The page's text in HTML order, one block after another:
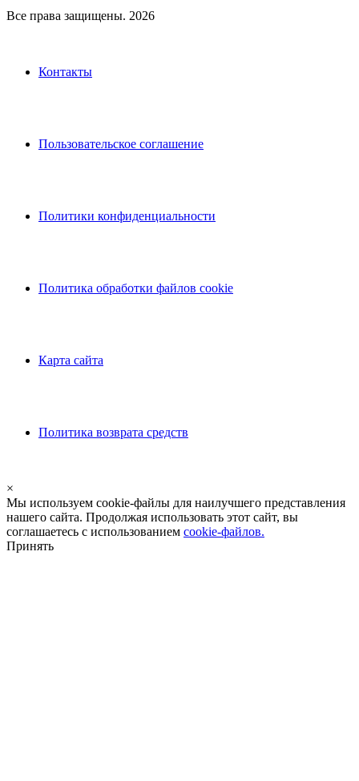
Все права защищены. 2026
Контакты
Пользовательское соглашение
Политики конфиденциальности
Политика обработки файлов cookie
Карта сайта
Политика возврата средств
×
Мы используем cookie-файлы для наилучшего представления
нашего сайта. Продолжая использовать этот сайт, вы
соглашаетесь с использованием cookie-файлов.
Принять